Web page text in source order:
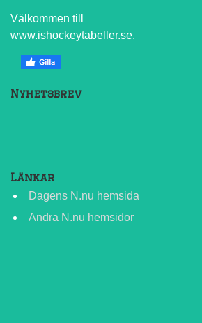
Välkommen till
www.ishockeytabeller.se.
Nyhetsbrev
Länkar
Dagens N.nu hemsida
Andra N.nu hemsidor